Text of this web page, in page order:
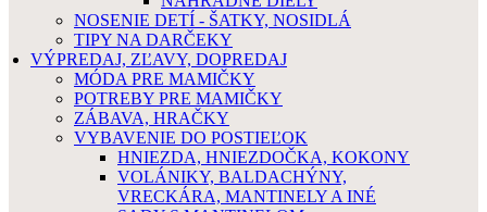
NOSENIE DETÍ - ŠATKY, NOSIDLÁ
TIPY NA DARČEKY
VÝPREDAJ, ZĽAVY, DOPREDAJ
MÓDA PRE MAMIČKY
POTREBY PRE MAMIČKY
ZÁBAVA, HRAČKY
VYBAVENIE DO POSTIEĽOK
HNIEZDA, HNIEZDOČKA, KOKONY
VOLÁNIKY, BALDACHÝNY,
VRECKÁRA, MANTINELY A INÉ